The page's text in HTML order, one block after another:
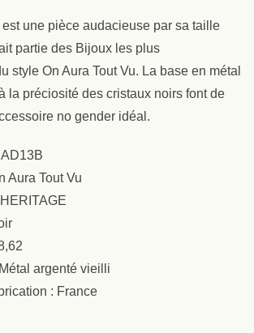
est une pièce audacieuse par sa taille
partie des Bijoux les plus
style On Aura Tout Vu. La base en métal
la préciosité des cristaux noirs font de
no gender idéal.
Aura Tout Vu
argenté vieilli
: France